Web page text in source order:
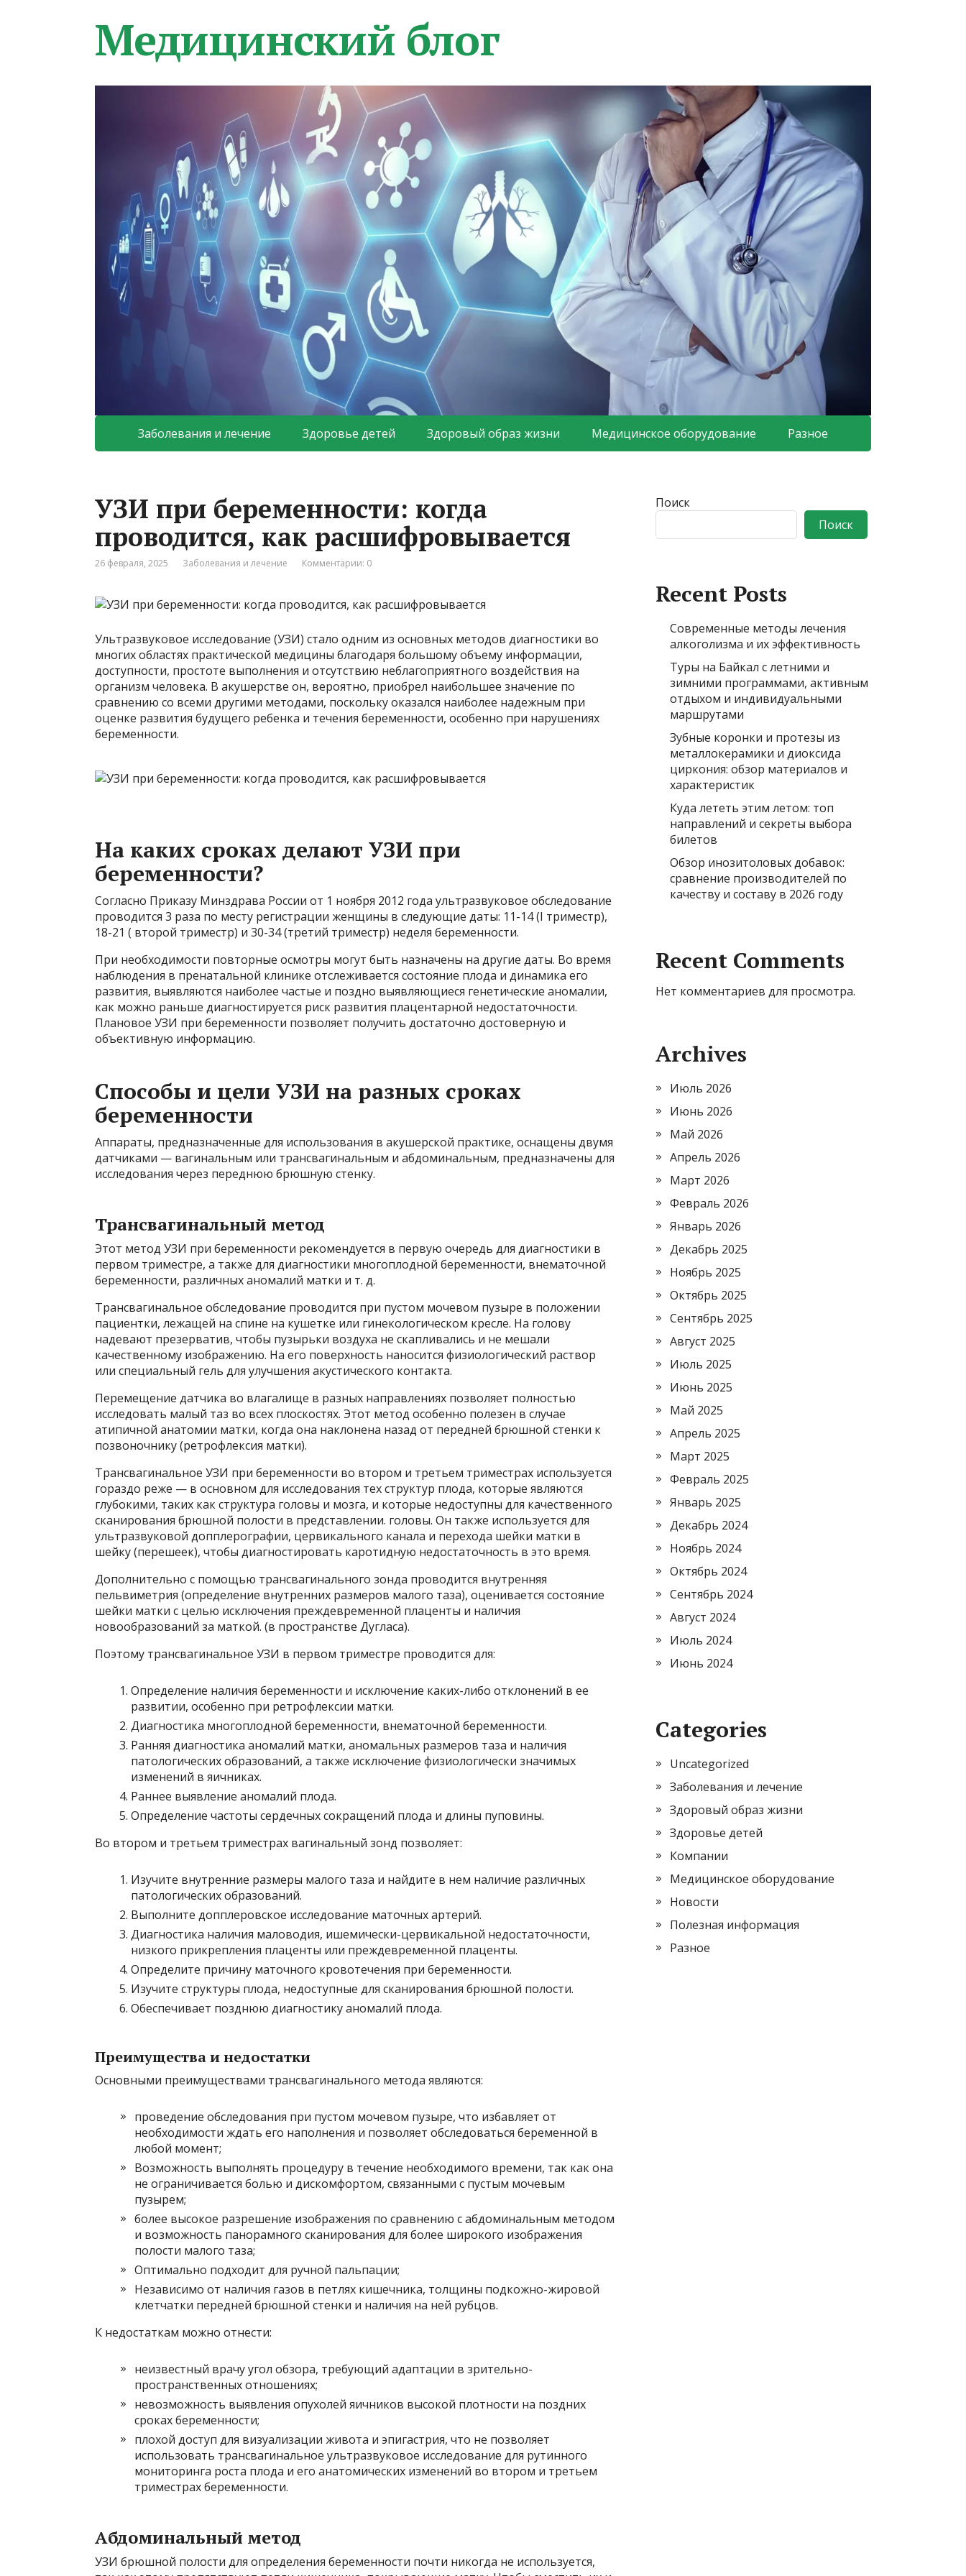
Медицинский блог
Заболевания и лечение Здоровье детей Здоровый образ жизни Медицинское оборудование Разное
УЗИ при беременности: когда
проводится, как расшифровывается
26 февраля, 2025 Заболевания и лечение Комментарии: 0
Ультразвуковое исследование (УЗИ) стало одним из основных методов диагностики во
многих областях практической медицины благодаря большому объему информации,
доступности, простоте выполнения и отсутствию неблагоприятного воздействия на
организм человека. В акушерстве он, вероятно, приобрел наибольшее значение по
сравнению со всеми другими методами, поскольку оказался наиболее надежным при
оценке развития будущего ребенка и течения беременности, особенно при нарушениях
беременности.
На каких сроках делают УЗИ при
беременности?
Согласно Приказу Минздрава России от 1 ноября 2012 года ультразвуковое обследование
проводится 3 раза по месту регистрации женщины в следующие даты: 11-14 (I триместр),
18-21 ( второй триместр) и 30-34 (третий триместр) неделя беременности.
При необходимости повторные осмотры могут быть назначены на другие даты. Во время
наблюдения в пренатальной клинике отслеживается состояние плода и динамика его
развития, выявляются наиболее частые и поздно выявляющиеся генетические аномалии,
как можно раньше диагностируется риск развития плацентарной недостаточности.
Плановое УЗИ при беременности позволяет получить достаточно достоверную и
объективную информацию.
Способы и цели УЗИ на разных сроках
беременности
Аппараты, предназначенные для использования в акушерской практике, оснащены двумя
датчиками — вагинальным или трансвагинальным и абдоминальным, предназначены для
исследования через переднюю брюшную стенку.
Трансвагинальный метод
Этот метод УЗИ при беременности рекомендуется в первую очередь для диагностики в
первом триместре, а также для диагностики многоплодной беременности, внематочной
беременности, различных аномалий матки и т. д.
Трансвагинальное обследование проводится при пустом мочевом пузыре в положении
пациентки, лежащей на спине на кушетке или гинекологическом кресле. На голову
надевают презерватив, чтобы пузырьки воздуха не скапливались и не мешали
качественному изображению. На его поверхность наносится физиологический раствор
или специальный гель для улучшения акустического контакта.
Перемещение датчика во влагалище в разных направлениях позволяет полностью
исследовать малый таз во всех плоскостях. Этот метод особенно полезен в случае
атипичной анатомии матки, когда она наклонена назад от передней брюшной стенки к
позвоночнику (ретрофлексия матки).
Трансвагинальное УЗИ при беременности во втором и третьем триместрах используется
гораздо реже — в основном для исследования тех структур плода, которые являются
глубокими, таких как структура головы и мозга, и которые недоступны для качественного
сканирования брюшной полости в представлении. головы. Он также используется для
ультразвуковой допплерографии, цервикального канала и перехода шейки матки в
шейку (перешеек), чтобы диагностировать каротидную недостаточность в это время.
Дополнительно с помощью трансвагинального зонда проводится внутренняя
пельвиметрия (определение внутренних размеров малого таза), оценивается состояние
шейки матки с целью исключения преждевременной плаценты и наличия
новообразований за маткой. (в пространстве Дугласа).
Поэтому трансвагинальное УЗИ в первом триместре проводится для:
Определение наличия беременности и исключение каких-либо отклонений в ее
развитии, особенно при ретрофлексии матки.
Диагностика многоплодной беременности, внематочной беременности.
Ранняя диагностика аномалий матки, аномальных размеров таза и наличия
патологических образований, а также исключение физиологически значимых
изменений в яичниках.
Раннее выявление аномалий плода.
Определение частоты сердечных сокращений плода и длины пуповины.
Во втором и третьем триместрах вагинальный зонд позволяет:
Изучите внутренние размеры малого таза и найдите в нем наличие различных
патологических образований.
Выполните допплеровское исследование маточных артерий.
Диагностика наличия маловодия, ишемически-цервикальной недостаточности,
низкого прикрепления плаценты или преждевременной плаценты.
Определите причину маточного кровотечения при беременности.
Изучите структуры плода, недоступные для сканирования брюшной полости.
Обеспечивает позднюю диагностику аномалий плода.
Преимущества и недостатки
Основными преимуществами трансвагинального метода являются:
проведение обследования при пустом мочевом пузыре, что избавляет от
необходимости ждать его наполнения и позволяет обследоваться беременной в
любой момент;
Возможность выполнять процедуру в течение необходимого времени, так как она
не ограничивается болью и дискомфортом, связанными с пустым мочевым
пузырем;
более высокое разрешение изображения по сравнению с абдоминальным методом
и возможность панорамного сканирования для более широкого изображения
полости малого таза;
Оптимально подходит для ручной пальпации;
Независимо от наличия газов в петлях кишечника, толщины подкожно-жировой
клетчатки передней брюшной стенки и наличия на ней рубцов.
К недостаткам можно отнести:
неизвестный врачу угол обзора, требующий адаптации в зрительно-
пространственных отношениях;
невозможность выявления опухолей яичников высокой плотности на поздних
сроках беременности;
плохой доступ для визуализации живота и эпигастрия, что не позволяет
использовать трансвагинальное ультразвуковое исследование для рутинного
мониторинга роста плода и его анатомических изменений во втором и третьем
триместрах беременности.
Абдоминальный метод
УЗИ брюшной полости для определения беременности почти никогда не используется,
Поиск
Поиск
Recent Posts
Современные методы лечения
алкоголизма и их эффективность
Туры на Байкал с летними и
зимними программами, активным
отдыхом и индивидуальными
маршрутами
Зубные коронки и протезы из
металлокерамики и диоксида
циркония: обзор материалов и
характеристик
Куда лететь этим летом: топ
направлений и секреты выбора
билетов
Обзор инозитоловых добавок:
сравнение производителей по
качеству и составу в 2026 году
Recent Comments
Нет комментариев для просмотра.
Archives
Июль 2026
Июнь 2026
Май 2026
Апрель 2026
Март 2026
Февраль 2026
Январь 2026
Декабрь 2025
Ноябрь 2025
Октябрь 2025
Сентябрь 2025
Август 2025
Июль 2025
Июнь 2025
Май 2025
Апрель 2025
Март 2025
Февраль 2025
Январь 2025
Декабрь 2024
Ноябрь 2024
Октябрь 2024
Сентябрь 2024
Август 2024
Июль 2024
Июнь 2024
Categories
Uncategorized
Заболевания и лечение
Здоровый образ жизни
Здоровье детей
Компании
Медицинское оборудование
Новости
Полезная информация
Разное